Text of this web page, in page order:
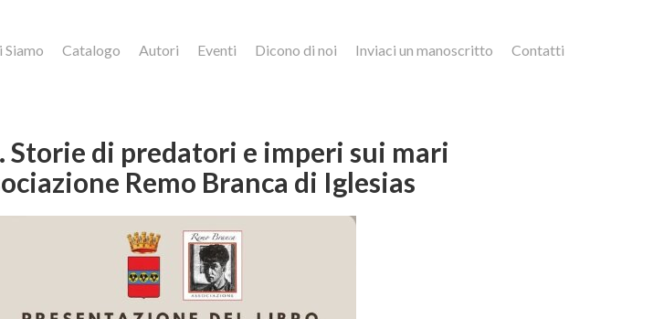
Siamo Catalogo Autori Eventi Dicono di noi Inviaci un manoscritto Contatti
Storie di predatori e imperi sui mari
Remo Branca di Iglesias